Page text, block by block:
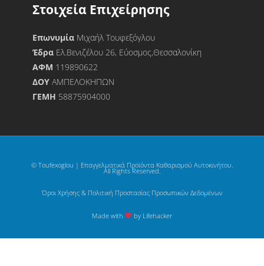
Στοιχεία Επιχείρησης
Επωνυμία Μιχαήλ Τουφεξόγλου
Έδρα Ελ.Βενιζέλου 26, Εύοσμος,Θεσσαλονίκη
ΑΦΜ 119890622
ΔΟΥΑΜΠΕΛΟΚΗΠΩΝ
ΓΕΜΗ 58875904000
© Toufexoglou | Επαγγελματικά Προϊόντα Καθαρισμού Αυτοκινήτου.
All Rights Reserved.
Όροι Χρήσης & Πολιτική Προστασίας Προσωπικών Δεδομένων
Made with by Lifehacker